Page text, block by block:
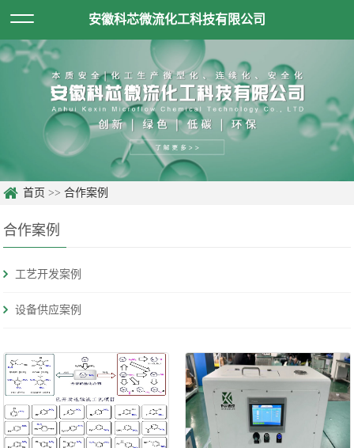
安徽科芯微流化工科技有限公司
首页 >>合作案例
合作案例
工艺开发案例
设备供应案例